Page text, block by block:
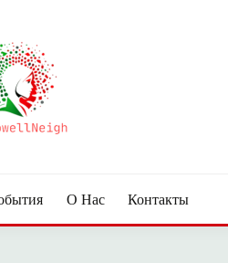
О Нас Контакты